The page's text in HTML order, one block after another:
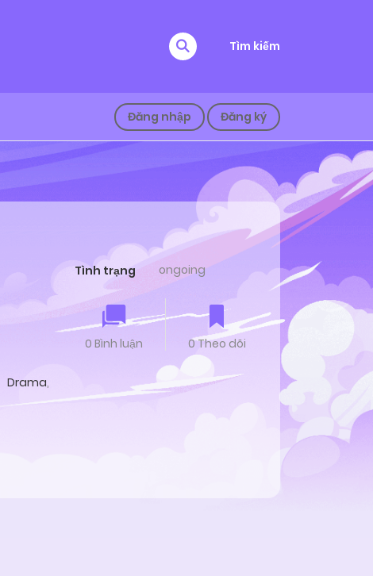
Tìm kiếm
Đăng nhập Đăng ký
Drama,
Tình trạng ongoing
0 Bình luận 0 Theo dõi